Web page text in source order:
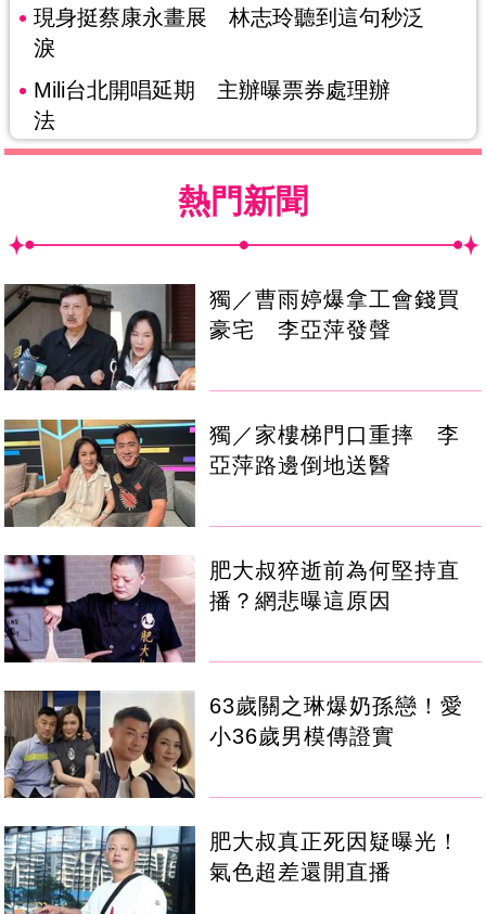
現身挺蔡康永畫展 林志玲聽到這句秒泛
淚
Mili台北開唱延期 主辦曝票券處理辦
法
熱門新聞
獨／曹雨婷爆拿工會錢買
豪宅 李亞萍發聲
獨／家樓梯門口重摔 李
亞萍路邊倒地送醫
肥大叔猝逝前為何堅持直
播？網悲曝這原因
63歲關之琳爆奶孫戀！愛
小36歲男模傳證實
肥大叔真正死因疑曝光！
氣色超差還開直播